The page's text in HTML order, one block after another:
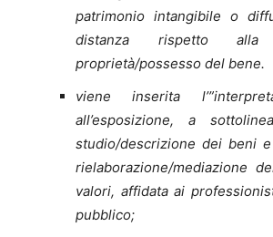
patrimonio intangibile o
distanza rispetto
proprietà/possesso del bene.
viene inserita
all’esposizione, a
studio/descrizione dei beni
rielaborazione/mediazione
valori, affidata ai
pubblico;